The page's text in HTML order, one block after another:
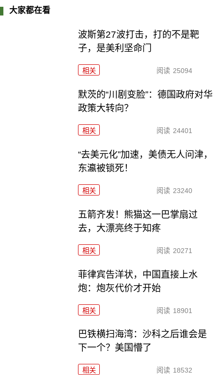
大家都在看
波斯第27波打击，打的不是靶
子，是美利坚命门
相关 阅读 25094
默茨的“川剧变脸”：德国政府对华
政策大转向？
相关 阅读 24401
“去美元化”加速，美债无人问津，
东瀛被锁死！
相关 阅读 23240
五箭齐发！熊猫这一巴掌扇过
去，大漂亮终于知疼
相关 阅读 20271
菲律宾告洋状，中国直接上水
炮：炮灰代价才开始
相关 阅读 18901
巴铁横扫海湾：沙科之后谁会是
下一个？美国懵了
相关 阅读 18532